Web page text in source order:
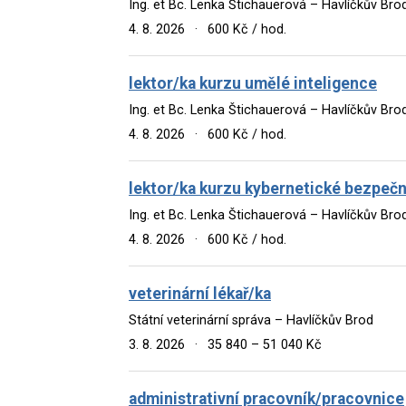
Ing. et Bc. Lenka Štichauerová – Havlíčkův Brod
4. 8. 2026
· 600 Kč / hod.
lektor/ka kurzu umělé inteligence
Ing. et Bc. Lenka Štichauerová – Havlíčkův Brod
4. 8. 2026
· 600 Kč / hod.
lektor/ka kurzu kybernetické
Ing. et Bc. Lenka Štichauerová – Havlíčkův Brod
4. 8. 2026
· 600 Kč / hod.
veterinární lékař/ka
Státní veterinární správa – Havlíčkův Brod
3. 8. 2026
· 35 840 – 51 040 Kč
administrativní pracovník/pracovnice